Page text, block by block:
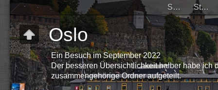
Schiff Stadt
Oslo
Ein Besuch im September 2022
Der besseren Übersichtlichkeit halber habe ich
zusammengehörige Ordner aufgeteilt.